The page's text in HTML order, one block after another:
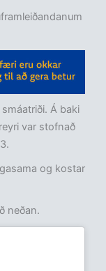
Á baki
var stofnað
og kostar
neðan.